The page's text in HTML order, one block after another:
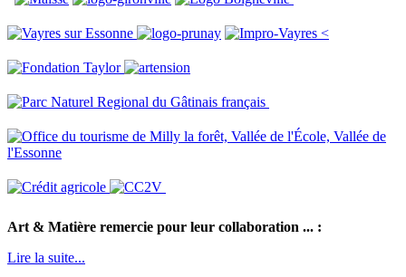
<
Art & Matière remercie pour leur collaboration ... :
Lire la suite...